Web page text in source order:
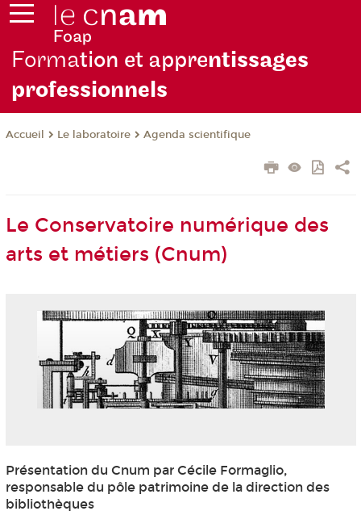
Formation et apprentissages
professionnels
Accueil Le laboratoire Agenda scientifique
Le Conservatoire numérique des
arts et métiers (Cnum)
Présentation du Cnum par Cécile Formaglio,
responsable du pôle patrimoine de la direction des
bibliothèques